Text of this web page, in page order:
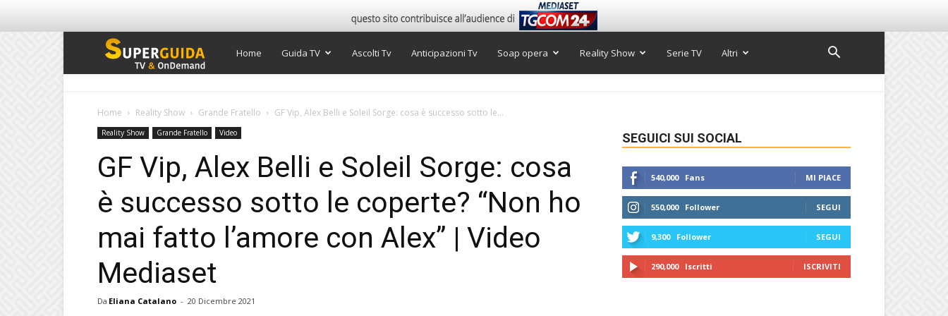
Super
TV
Home Guida TV Ascolti Tv Anticipazioni Tv Soap opera Reality Show Serie TV Altri
Home Reality Show Grande Fratello GF Vip, Alex Belli e Soleil Sorge: cosa è successo sotto le...
Reality Show Grande Fratello Video
GF Vip, Alex Belli e Soleil Sorge: cosa
è successo sotto le coperte? “Non ho
mai fatto l’amore con Alex” | Video
Mediaset
Da Eliana Catalano - 20 Dicembre 2021
SEGUICI SUI SOCIAL
540,000 Fans MI PIACE
550,000 Follower SEGUI
9,300 Follower SEGUI
290,000 Iscritti ISCRIVITI